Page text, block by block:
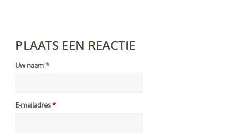
PLAATS EEN REACTIE
Uw naam*
E-mailadres*